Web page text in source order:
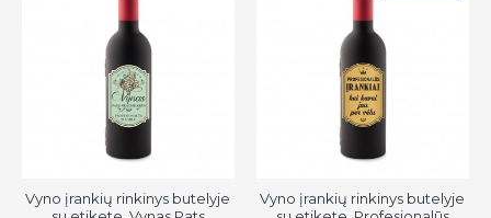
Vyno įrankių rinkinys butelyje
Vyno įrankių rinkinys butelyje